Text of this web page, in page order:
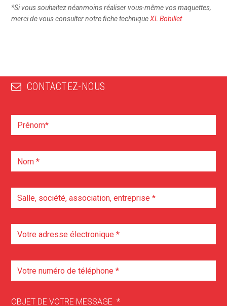
*Si vous souhaitez néanmoins réaliser vous-même vos maquettes,
merci de vous consulter notre fiche techniqueXL Bobillet
CONTACTEZ-NOUS
OBJET DE VOTRE MESSAGE *